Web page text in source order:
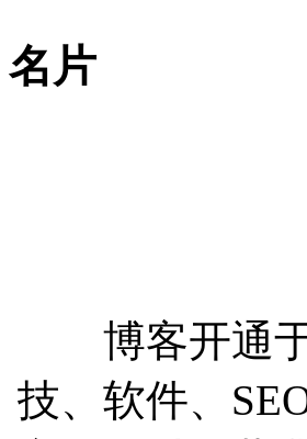
名片
博客开通于
技、软件、